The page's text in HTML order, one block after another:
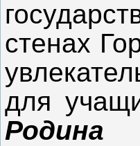
стенах
для
Родина